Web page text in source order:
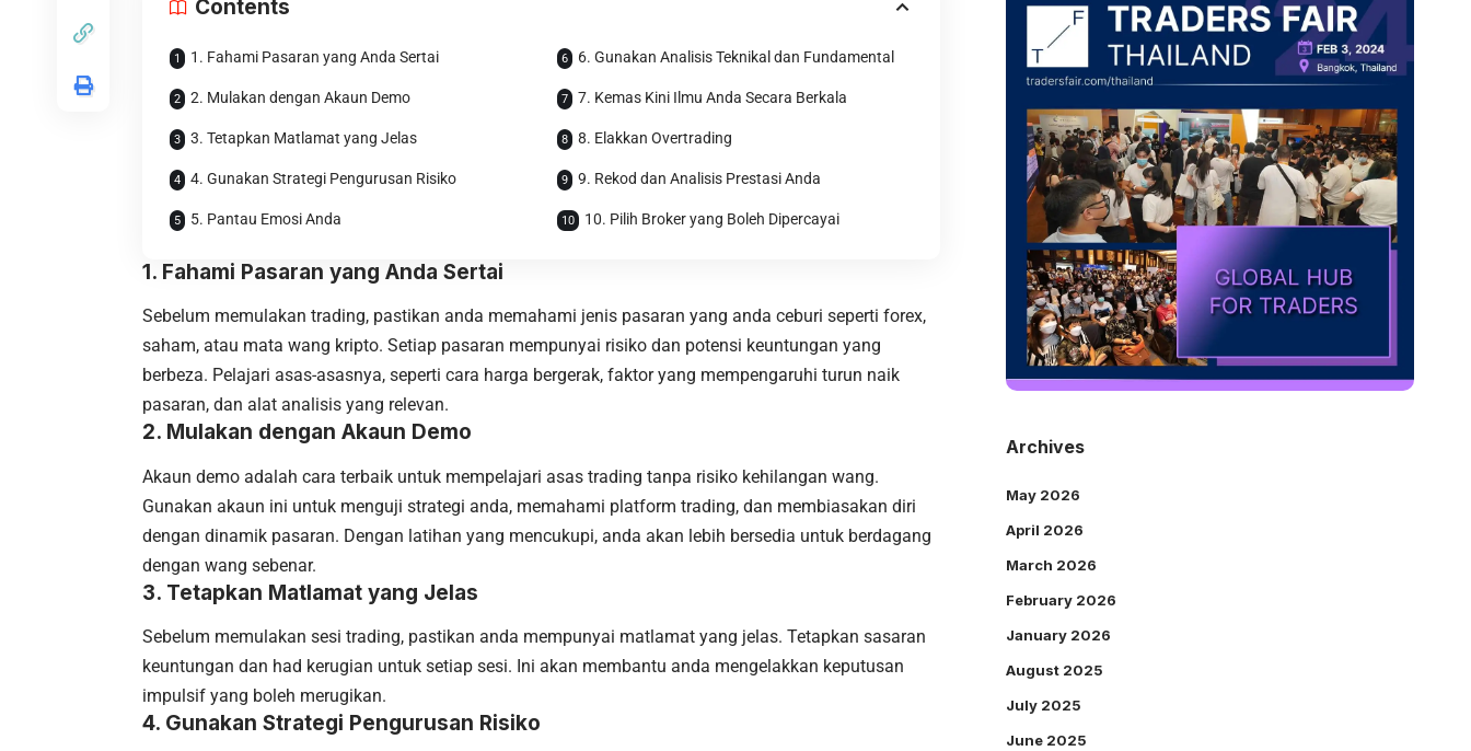
Contents
1. Fahami Pasaran yang Anda Sertai
2. Mulakan dengan Akaun Demo
3. Tetapkan Matlamat yang Jelas
4. Gunakan Strategi Pengurusan Risiko
5. Pantau Emosi Anda
6. Gunakan Analisis Teknikal dan Fundamental
7. Kemas Kini Ilmu Anda Secara Berkala
8. Elakkan Overtrading
9. Rekod dan Analisis Prestasi Anda
10. Pilih Broker yang Boleh Dipercayai
1. Fahami Pasaran yang Anda Sertai
Sebelum memulakan trading, pastikan anda memahami jenis pasaran yang anda ceburi seperti forex,
saham, atau mata wang kripto. Setiap pasaran mempunyai risiko dan potensi keuntungan yang
berbeza. Pelajari asas-asasnya, seperti cara harga bergerak, faktor yang mempengaruhi turun naik
pasaran, dan alat analisis yang relevan.
2. Mulakan dengan Akaun Demo
Akaun demo adalah cara terbaik untuk mempelajari asas trading tanpa risiko kehilangan wang.
Gunakan akaun ini untuk menguji strategi anda, memahami platform trading, dan membiasakan diri
dengan dinamik pasaran. Dengan latihan yang mencukupi, anda akan lebih bersedia untuk berdagang
dengan wang sebenar.
3. Tetapkan Matlamat yang Jelas
Sebelum memulakan sesi trading, pastikan anda mempunyai matlamat yang jelas. Tetapkan sasaran
keuntungan dan had kerugian untuk setiap sesi. Ini akan membantu anda mengelakkan keputusan
impulsif yang boleh merugikan.
4. Gunakan Strategi Pengurusan Risiko
Archives
May 2026
April 2026
March 2026
February 2026
January 2026
August 2025
July 2025
June 2025